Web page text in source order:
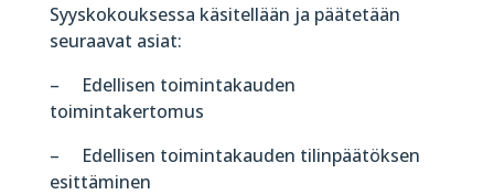
Syyskokouksessa käsitellään ja päätetään
seuraavat asiat:
– Edellisen toimintakauden
toimintakertomus
– Edellisen toimintakauden tilinpäätöksen
esittäminen